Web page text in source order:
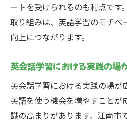
ートを受けられるのも利点です
取り組みは、英語学習のモチベ
向上につながります。
英会話学習における実践の場
英会話学習における実践の場が
英語を使う機会を増やすことが
識の高まりがあります。江南市